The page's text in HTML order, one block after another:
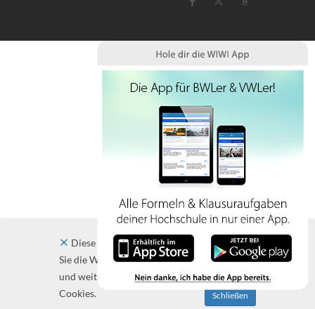
Diese Website verwendet Cookies. Indem
Sie die Website und ihre Angebote nutzen
und weiter navigieren, akzeptieren Sie diese
Cookies.
Schließen